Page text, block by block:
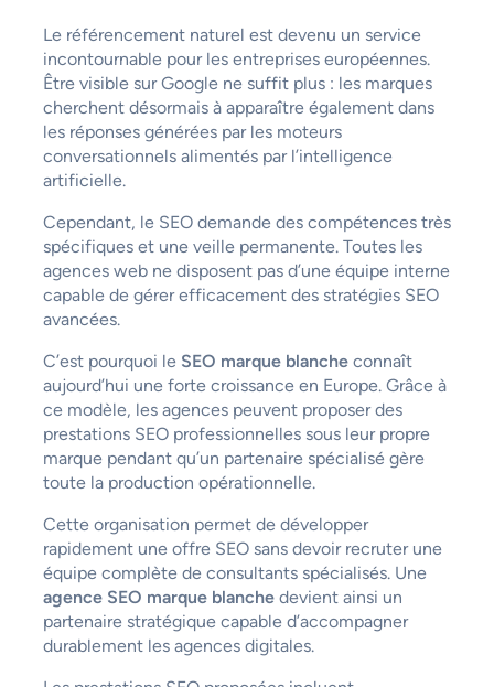
Le référencement naturel est devenu un service
incontournable pour les entreprises européennes.
Être visible sur Google ne suffit plus : les marques
cherchent désormais à apparaître également dans
les réponses générées par les moteurs
conversationnels alimentés par l’intelligence
artificielle.
Cependant, le SEO demande des compétences très
spécifiques et une veille permanente. Toutes les
agences web ne disposent pas d’une équipe interne
capable de gérer efficacement des stratégies SEO
avancées.
C’est pourquoi le SEO marque blancheconnaît
aujourd’hui une forte croissance en Europe. Grâce à
ce modèle, les agences peuvent proposer des
prestations SEO professionnelles sous leur propre
marque pendant qu’un partenaire spécialisé gère
toute la production opérationnelle.
Cette organisation permet de développer
rapidement une offre SEO sans devoir recruter une
équipe complète de consultants spécialisés. Une
agence SEO marque blanchedevient ainsi un
partenaire stratégique capable d’accompagner
durablement les agences digitales.